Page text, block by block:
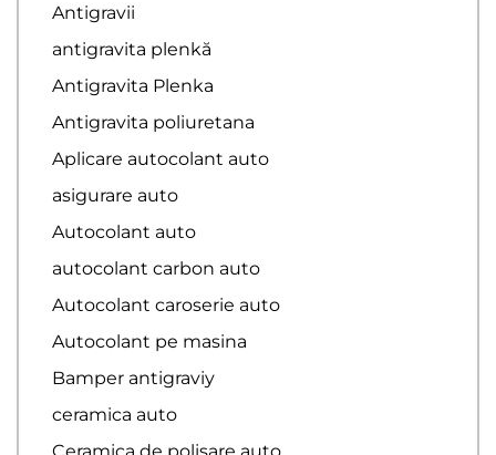
Antigravii
antigravita plenkă
Antigravita Plenka
Antigravita poliuretana
Aplicare autocolant auto
asigurare auto
Autocolant auto
autocolant carbon auto
Autocolant caroserie auto
Autocolant pe masina
Bamper antigraviy
ceramica auto
Ceramica de polisare auto